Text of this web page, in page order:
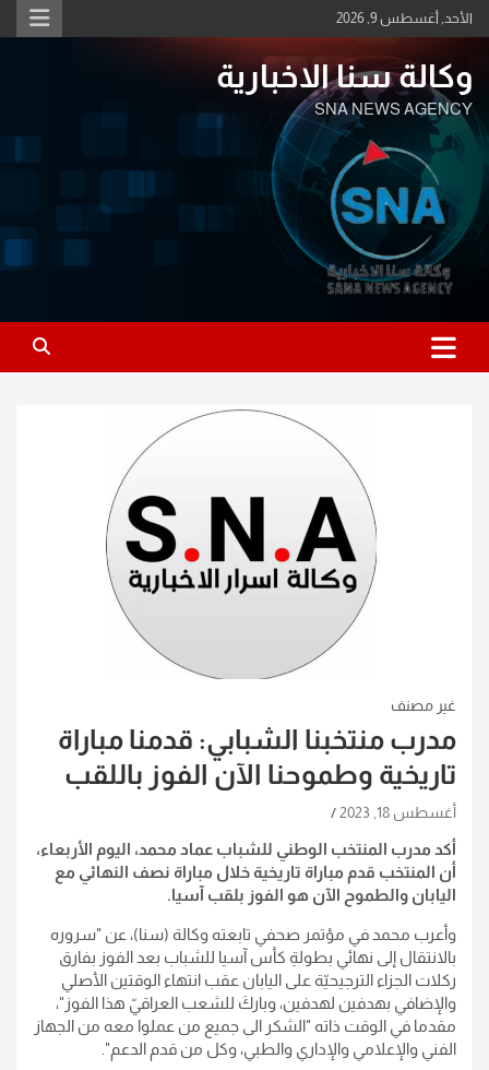
Skip
to
الأحد, أغسطس 9, 2026
وكالة سنا الاخبارية
SNA NEWS AGENCY
غير مصنف
مدرب منتخبنا الشبابي: قدمنا مباراة
تاريخية وطموحنا الآن الفوز باللقب
أغسطس 18, 2023
أكد مدرب المنتخب الوطني للشباب عماد محمد، اليوم الأربعاء،
أن المنتخب قدم مباراة تاريخية خلال مباراة نصف النهائي مع
اليابان والطموح الآن هو الفوز بلقب آسيا.
وأعرب محمد في مؤتمر صحفي تابعته وكالة (سنا)، عن "سروره
بالانتقال إلى نهائي بطولةِ كأس آسيا للشباب بعد الفوز بفارق
ركلات الجزاء الترجيحيّة على اليابان عقب انتهاء الوقتين الأصلي
والإضافي بهدفين لهدفين، وباركَ للشعب العراقيّ هذا الفوز"،
مقدما في الوقت ذاته "الشكر الى جميع من عملوا معه من الجهاز
الفني والإعلامي والإداري والطبي، وكل من قدم الدعم".